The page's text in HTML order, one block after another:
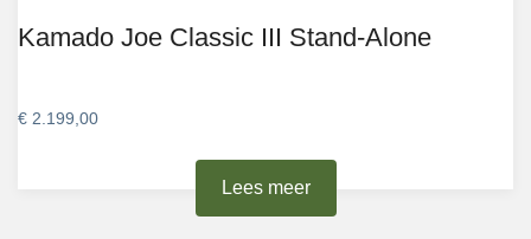
Lees meer
Kamado Joe Classic III Stand-Alone
€ 2.199,00